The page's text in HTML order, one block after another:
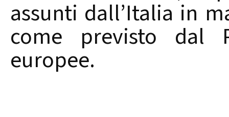
assunti dall’Italia in
come previsto dal
europee.